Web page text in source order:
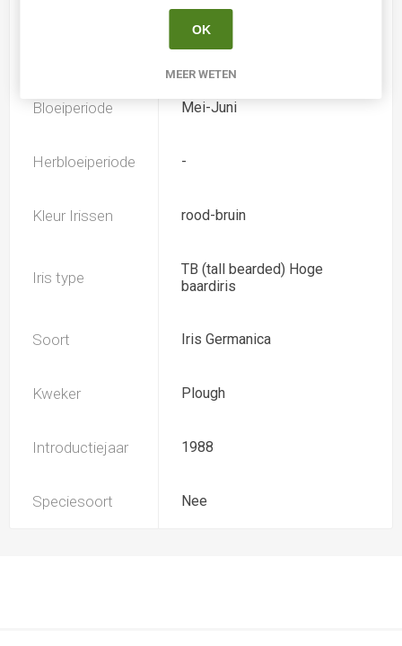
Ja
Bloeiperiode Mei-Juni
Herbloeiperiode -
Kleur Irissen rood-bruin
Iris type
TB (tall bearded) Hoge
baardiris
Soort Iris Germanica
Kweker Plough
Introductiejaar 1988
Speciesoort Nee
OK
MEER WETEN